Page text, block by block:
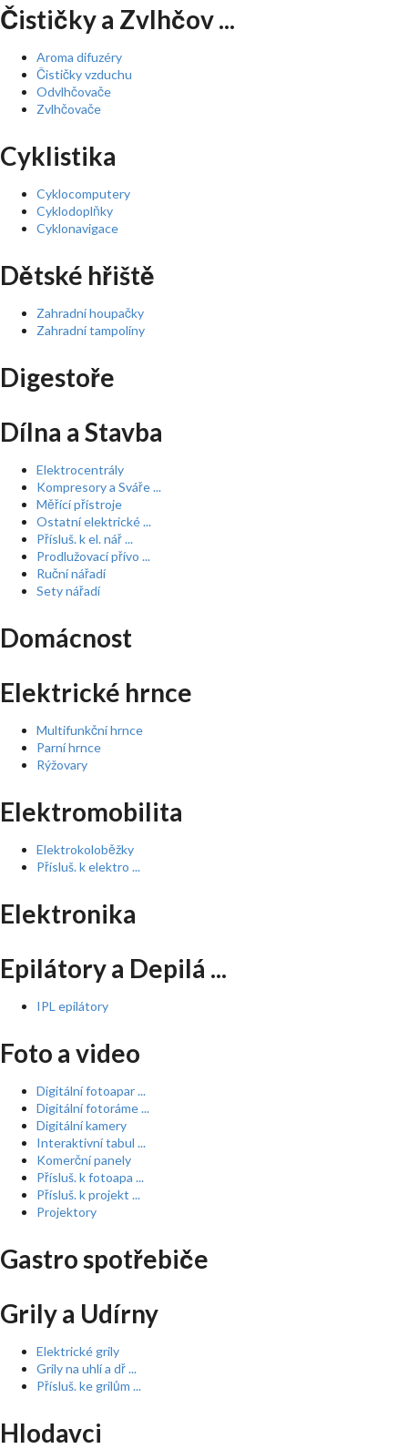
Čističky a Zvlhčov ...
Aroma difuzéry
Čističky vzduchu
Odvlhčovače
Zvlhčovače
Cyklistika
Cyklocomputery
Cyklodoplňky
Cyklonavigace
Dětské hřiště
Zahradní houpačky
Zahradní tampolíny
Digestoře
Dílna a Stavba
Elektrocentrály
Kompresory a Sváře ...
Měřící přístroje
Ostatní elektrické ...
Přísluš. k el. nář ...
Prodlužovací přívo ...
Ruční nářadí
Sety nářadí
Domácnost
Elektrické hrnce
Multifunkční hrnce
Parní hrnce
Rýžovary
Elektromobilita
Elektrokoloběžky
Přísluš. k elektro ...
Elektronika
Epilátory a Depilá ...
IPL epilátory
Foto a video
Digitální fotoapar ...
Digitální fotoráme ...
Digitální kamery
Interaktivní tabul ...
Komerční panely
Přísluš. k fotoapa ...
Přísluš. k projekt ...
Projektory
Gastro spotřebiče
Grily a Udírny
Elektrické grily
Grily na uhlí a dř ...
Přísluš. ke grilům ...
Hlodavci